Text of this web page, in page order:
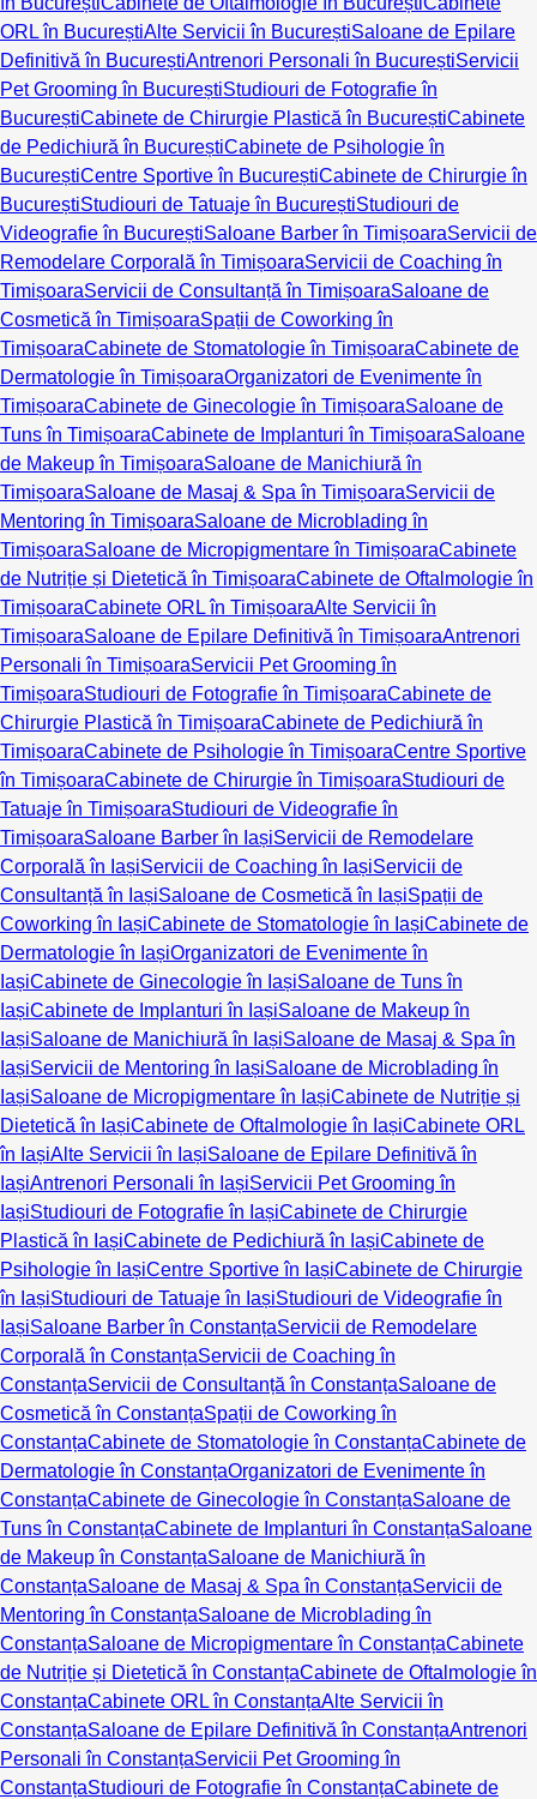
ORL în BucureștiAlte Servicii în BucureștiSaloane de Epilare
Definitivă în BucureștiAntrenori Personali în BucureștiServicii
Pet Grooming în BucureștiStudiouri de Fotografie în
BucureștiCabinete de Chirurgie Plastică în BucureștiCabinete
de Pedichiură în BucureștiCabinete de Psihologie în
BucureștiCentre Sportive în BucureștiCabinete de Chirurgie în
BucureștiStudiouri de Tatuaje în BucureștiStudiouri de
Videografie în BucureștiSaloane Barber în TimișoaraServicii de
Remodelare Corporală în TimișoaraServicii de Coaching în
TimișoaraServicii de Consultanță în TimișoaraSaloane de
Cosmetică în TimișoaraSpații de Coworking în
TimișoaraCabinete de Stomatologie în TimișoaraCabinete de
Dermatologie în TimișoaraOrganizatori de Evenimente în
TimișoaraCabinete de Ginecologie în TimișoaraSaloane de
Tuns în TimișoaraCabinete de Implanturi în TimișoaraSaloane
de Makeup în TimișoaraSaloane de Manichiură în
TimișoaraSaloane de Masaj & Spa în TimișoaraServicii de
Mentoring în TimișoaraSaloane de Microblading în
TimișoaraSaloane de Micropigmentare în TimișoaraCabinete
de Nutriție și Dietetică în TimișoaraCabinete de Oftalmologie în
TimișoaraCabinete ORL în TimișoaraAlte Servicii în
TimișoaraSaloane de Epilare Definitivă în TimișoaraAntrenori
Personali în TimișoaraServicii Pet Grooming în
TimișoaraStudiouri de Fotografie în TimișoaraCabinete de
Chirurgie Plastică în TimișoaraCabinete de Pedichiură în
TimișoaraCabinete de Psihologie în TimișoaraCentre Sportive
în TimișoaraCabinete de Chirurgie în TimișoaraStudiouri de
Tatuaje în TimișoaraStudiouri de Videografie în
TimișoaraSaloane Barber în IașiServicii de Remodelare
Corporală în IașiServicii de Coaching în IașiServicii de
Consultanță în IașiSaloane de Cosmetică în IașiSpații de
Coworking în IașiCabinete de Stomatologie în IașiCabinete de
Dermatologie în IașiOrganizatori de Evenimente în
IașiCabinete de Ginecologie în IașiSaloane de Tuns în
IașiCabinete de Implanturi în IașiSaloane de Makeup în
IașiSaloane de Manichiură în IașiSaloane de Masaj & Spa în
IașiServicii de Mentoring în IașiSaloane de Microblading în
IașiSaloane de Micropigmentare în IașiCabinete de Nutriție și
Dietetică în IașiCabinete de Oftalmologie în IașiCabinete ORL
în IașiAlte Servicii în IașiSaloane de Epilare Definitivă în
IașiAntrenori Personali în IașiServicii Pet Grooming în
IașiStudiouri de Fotografie în IașiCabinete de Chirurgie
Plastică în IașiCabinete de Pedichiură în IașiCabinete de
Psihologie în IașiCentre Sportive în IașiCabinete de Chirurgie
în IașiStudiouri de Tatuaje în IașiStudiouri de Videografie în
IașiSaloane Barber în ConstanțaServicii de Remodelare
Corporală în ConstanțaServicii de Coaching în
ConstanțaServicii de Consultanță în ConstanțaSaloane de
Cosmetică în ConstanțaSpații de Coworking în
ConstanțaCabinete de Stomatologie în ConstanțaCabinete de
Dermatologie în ConstanțaOrganizatori de Evenimente în
ConstanțaCabinete de Ginecologie în ConstanțaSaloane de
Tuns în ConstanțaCabinete de Implanturi în ConstanțaSaloane
de Makeup în ConstanțaSaloane de Manichiură în
ConstanțaSaloane de Masaj & Spa în ConstanțaServicii de
Mentoring în ConstanțaSaloane de Microblading în
ConstanțaSaloane de Micropigmentare în ConstanțaCabinete
de Nutriție și Dietetică în ConstanțaCabinete de Oftalmologie în
ConstanțaCabinete ORL în ConstanțaAlte Servicii în
ConstanțaSaloane de Epilare Definitivă în ConstanțaAntrenori
Personali în ConstanțaServicii Pet Grooming în
ConstanțaStudiouri de Fotografie în ConstanțaCabinete de